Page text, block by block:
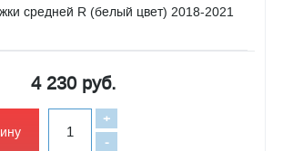
средней R (белый цвет) 2018-2021
4 230 руб.
-
+